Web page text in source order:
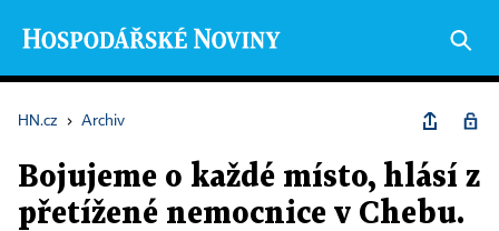
HN.cz › Archiv
Bojujeme o každé místo, hlásí z
přetížené nemocnice v Chebu.